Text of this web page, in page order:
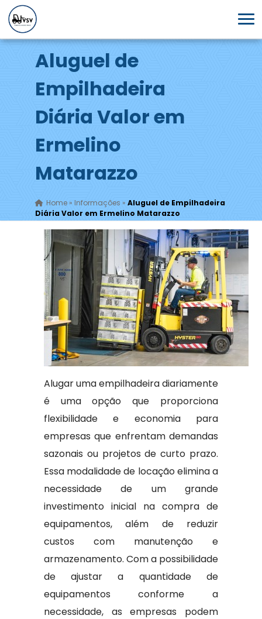
Aluguel de
Empilhadeira
Diária Valor em
Ermelino
Matarazzo
Home» Informações » Aluguel de Empilhadeira
Diária Valor em Ermelino Matarazzo
Alugar uma empilhadeira diariamente
é uma opção que proporciona
flexibilidade e economia para
empresas que enfrentam demandas
sazonais ou projetos de curto prazo.
Essa modalidade de locação elimina a
necessidade de um grande
investimento inicial na compra de
equipamentos, além de reduzir
custos com manutenção e
armazenamento. Com a possibilidade
de ajustar a quantidade de
equipamentos conforme a
necessidade, as empresas podem